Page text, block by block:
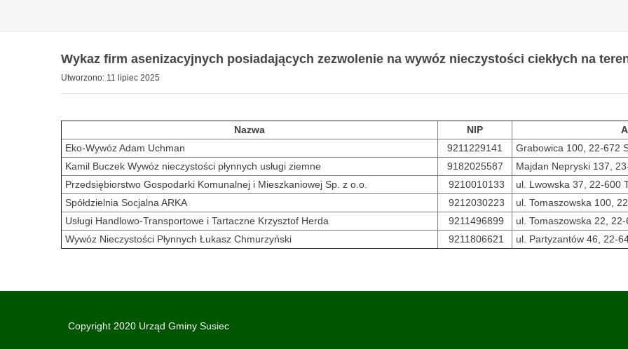
Wykaz firm asenizacyjnych posiadających zezwolenie na wywóz nieczystości ciekłych na
Utworzono: 11 lipiec 2025
Nazwa NIP
Eko-Wywóz Adam Uchman
9211229141
Grabowica 100, 22-672
Kamil Buczek Wywóz nieczystości płynnych usługi ziemne
9182025587
Majdan Nepryski 137,
Przedsiębiorstwo Gospodarki Komunalnej i Mieszkaniowej Sp. z o.o.
9210010133
ul. Lwowska 37, 22-600
Spółdzielnia Socjalna ARKA
9212030223
ul. Tomaszowska 100,
Usługi Handlowo-Transportowe i Tartaczne Krzysztof Herda
9211496899
ul. Tomaszowska 22,
Wywóz Nieczystości Płynnych Łukasz Chmurzyński
9211806621 ul. Partyzantów 46, 22-
Copyright 2020 Urząd Gminy Susiec